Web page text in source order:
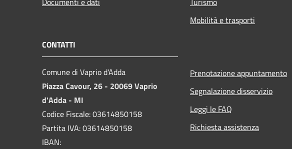
Mobilità e trasporti
CONTATTI
Comune di Vaprio d'Adda
Piazza Cavour, 26 - 20069 Vaprio
d'Adda - MI
Codice Fiscale: 03614850158
Partita IVA: 03614850158
IBAN:
Prenotazione appuntamento
Segnalazione disservizio
Leggi le FAQ
Richiesta assistenza